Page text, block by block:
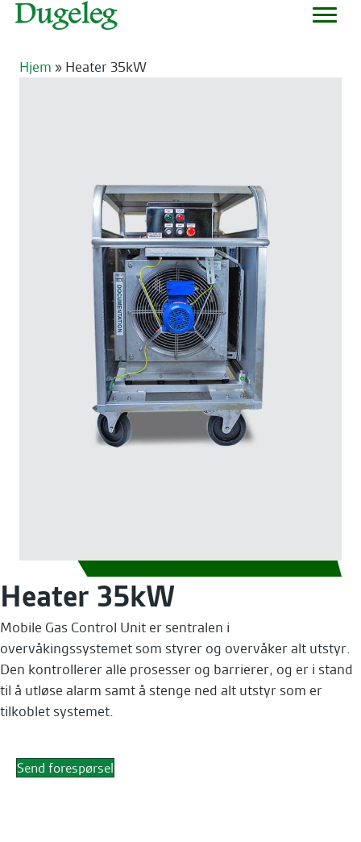
Hjem » Heater 35kW
Heater 35kW
Mobile Gas Control Unit er sentralen i
overvåkingssystemet som styrer og overvåker alt utstyr.
Den kontrollerer alle prosesser og barrierer, og er i stand
til å utløse alarm samt å stenge ned alt utstyr som er
tilkoblet systemet.
Send forespørsel